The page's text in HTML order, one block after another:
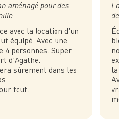
aménagé pour des
avec la location d'un
équipé. Avec une
4 personnes. Super
d'Agathe.
sûrement dans les
tout.
des
bien
la
Avec